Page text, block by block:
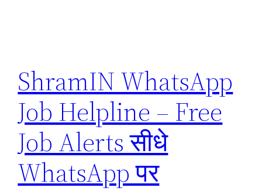
ShramIN WhatsApp
Job Helpline – Free
Job Alerts सीधे
WhatsApp पर